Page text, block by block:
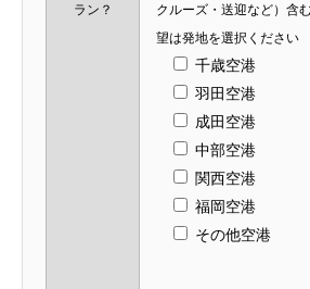
ラン？
クルーズ・送迎など）含
望は発地を選択ください
千歳空港
羽田空港
成田空港
中部空港
関西空港
福岡空港
その他空港